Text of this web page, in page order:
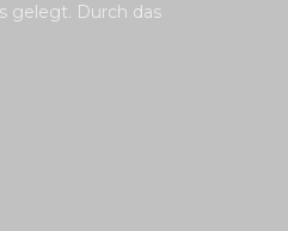
gelegt. Durch das